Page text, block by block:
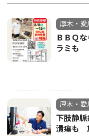
厚木・愛
ＢＢＱ
ラミも
厚木・愛
下肢静
潰瘍も